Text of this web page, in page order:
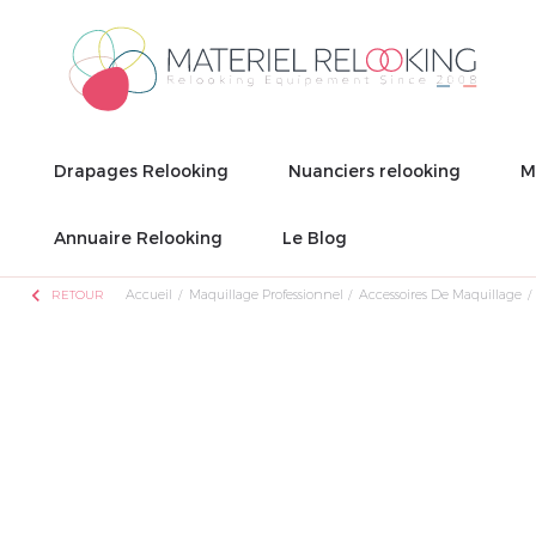
Drapages Relooking Nuanciers relooking
Annuaire Relooking Le Blog
chevron_left RETOUR Accueil Maquillage Professionnel Accessoires De Maquillage